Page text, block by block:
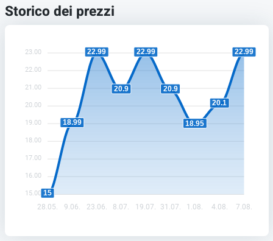
Storico dei prezzi
23.00
22.00
21.00
20.00
19.00
18.00
17.00
16.00
15.00 15
18.99
22.99
20.9
22.99
20.9
18.95
20.1
22.99
28.05. 9.06. 23.06. 8.07. 19.07. 31.07. 1.08. 4.08. 7.08.